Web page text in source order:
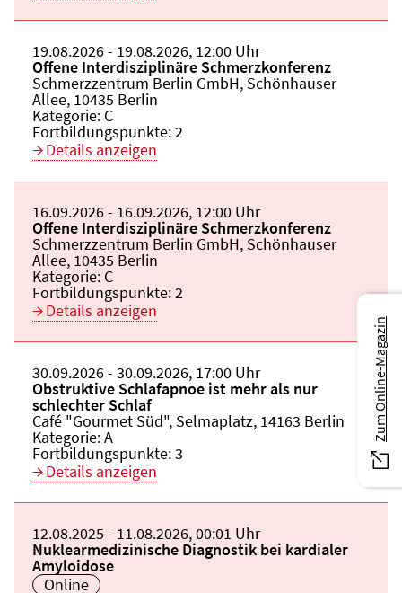
Beginn:
19.08.2026Ende und Anfangszeit:
- 19.08.2026, 12:00 Uhr
Veranstaltungstitel:
Offene Interdisziplinäre Schmerzkonferenz
Veranstaltungsort:
Schmerzzentrum Berlin GmbH, Schönhauser
Allee, 10435 Berlin
Kategorie: C
Fortbildungspunkte:2
Details anzeigen
Beginn:
16.09.2026Ende und Anfangszeit:
- 16.09.2026, 12:00 Uhr
Veranstaltungstitel:
Offene Interdisziplinäre Schmerzkonferenz
Veranstaltungsort:
Schmerzzentrum Berlin GmbH, Schönhauser
Allee, 10435 Berlin
Kategorie: C
Fortbildungspunkte:2
Details anzeigen
Beginn:
30.09.2026Ende und Anfangszeit:
- 30.09.2026, 17:00 Uhr
Veranstaltungstitel:
Obstruktive Schlafapnoe ist mehr als nur
schlechter Schlaf
Veranstaltungsort:
Café "Gourmet Süd", Selmaplatz, 14163 Berlin
Kategorie:A
Fortbildungspunkte:3
Details anzeigen
Beginn:
12.08.2025 Ende und Anfangszeit:
- 11.08.2026,00:01 Uhr
Veranstaltungstitel:
Nuklearmedizinische Diagnostik bei kardialer
Amyloidose
Veranstaltungsort:
Online
Zum Online-Magazin